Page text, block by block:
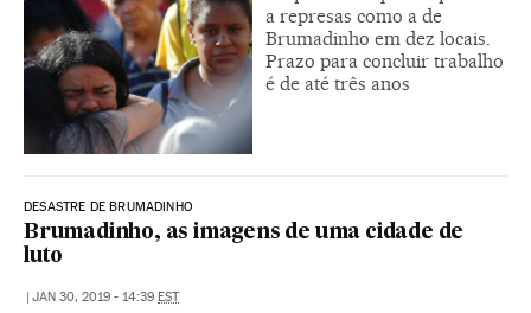
a represas como a de
Brumadinho em dez locais.
Prazo para concluir trabalho
é de até três anos
DESASTRE DE BRUMADINHO
Brumadinho, as imagens de uma cidade de
luto
| JAN 30, 2019 - 14:39 EST